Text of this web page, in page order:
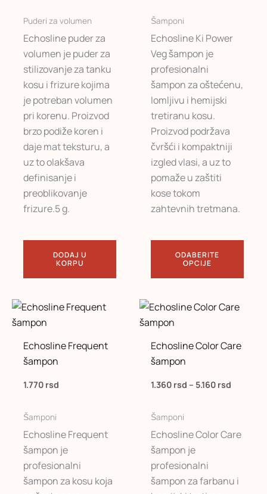
Puderi za volumen
Echosline puder za
volumen je puder za
stilizovanje za tanku
kosu i frizure kojima
je potreban volumen
pri korenu. Proizvod
brzo podiže koren i
daje mat teksturu, a
uz to olakšava
definisanje i
preoblikovanje
frizure.5 g.
DODAJ U
KORPU
Šamponi
Echosline Ki Power
Veg šampon je
profesionalni
šampon za oštećenu,
lomljivu i hemijski
tretiranu kosu.
Proizvod podržava
čvršći i kompaktniji
izgled vlasi, a uz to
pomaže u zaštiti
kose tokom
zahtevnih tretmana.
ODABERITE
OPCIJE
biti
izabrane
na
stranici
proizvoda.
Echosline Frequent
šampon
1.770 rsd
Šamponi
Echosline Frequent
šampon je
profesionalni
šampon za kosu koja
Echosline Color Care
šampon
1.360 rsd – 5.160 rsd
Raspon
cena:
do
Šamponi
Echosline Color Care
šampon je
profesionalni
šampon za farbanu i
Ovaj
proizvod
više
varijanti.
Opcije
biti
izabrane
na
stranici
proizvoda.